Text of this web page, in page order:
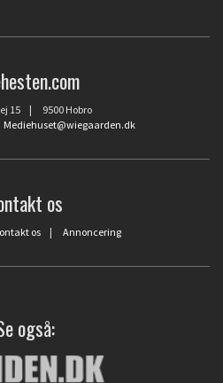
15 | 9500 Hobro
Mediehuset@wiegaarden.dk
os
os | Annoncering
også: